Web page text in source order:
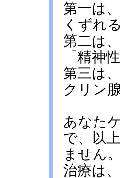
第一は
くずれ
第二は
「精神
第三は
クリン
あなた
で、以
ません。
治療は